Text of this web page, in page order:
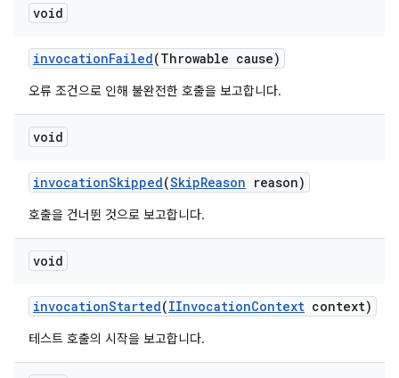
void
invocationFailed(Throwable cause)
오류 조건으로 인해 불완전한 호출을 보고합니다.
void
invocationSkipped(SkipReason reason)
호출을 건너뛴 것으로 보고합니다.
void
invocationStarted(IInvocationContext context)
테스트 호출의 시작을 보고합니다.